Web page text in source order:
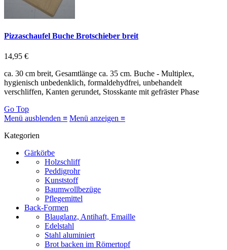
Pizzaschaufel Buche Brotschieber breit
14,95 €
ca. 30 cm breit, Gesamtlänge ca. 35 cm. Buche - Multiplex,
hygienisch unbedenklich, formaldehydfrei, unbehandelt
verschliffen, Kanten gerundet, Stosskante mit gefräster Phase
Go Top
Menü ausblenden ≡ Menü anzeigen ≡
Kategorien
Gärkörbe
Holzschliff
Peddigrohr
Kunststoff
Baumwollbezüge
Pflegemittel
Back-Formen
Blauglanz, Antihaft, Emaille
Edelstahl
Stahl aluminiert
Brot backen im Römertopf